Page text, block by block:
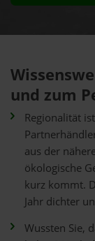
und zum
Regionalität
aus der
ökologische
kurz kommt.
Jahr dichter
Wussten Sie,